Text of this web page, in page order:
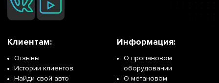
Клиентам:
Отзывы
Истории клиентов
Найди свой авто
Информация:
О пропановом
оборудовании
О метановом